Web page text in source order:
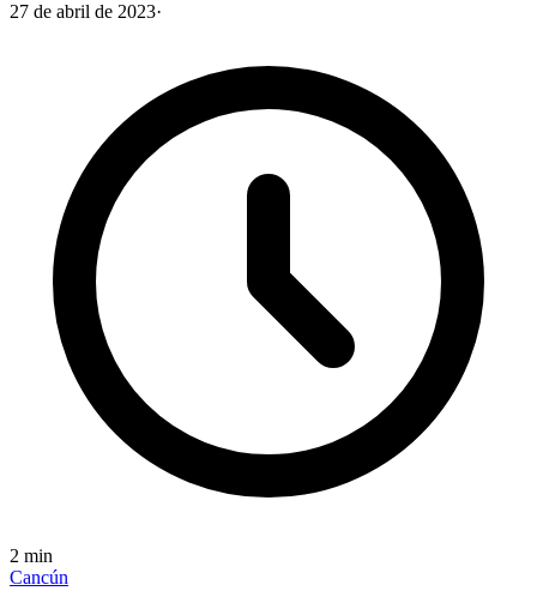
27 de abril de 2023·
2 min
Cancún